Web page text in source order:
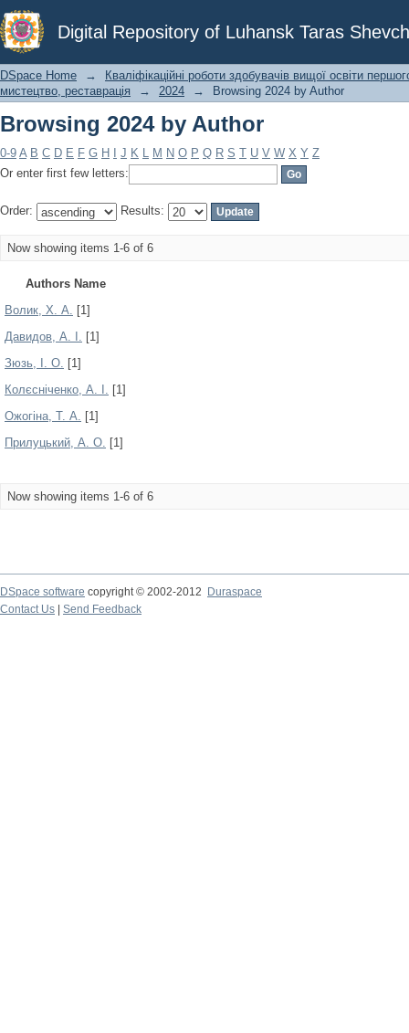
Digital Repository of Luhansk Taras
Browsing 2024 by Author
DSpace Home →
Кваліфікаційні роботи здобувачів вищої освіти
мистецтво, реставрація
→ 2024 → Browsing 2024 by Author
Browsing 2024 by Author
0-9 A B C D E F G H J K L M N O P Q R S T U V W X Y Z
Or enter first few letters:
Order: Results:
Now showing items 1-6 of 6
Authors Name
Волик, Х. А. [1]
Давидов, А. І. [1]
Зюзь, І. О. [1]
Колєсніченко, А. І. [1]
Ожогіна, Т. А. [1]
Прилуцький, А. О. [1]
Now showing items 1-6 of 6
DSpace software copyright © 2002-2012
Duraspace
Contact Us
Send Feedback